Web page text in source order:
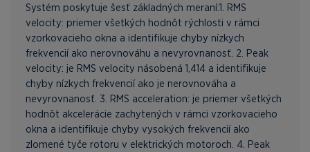
Systém poskytuje šesť základných meraní:1. RMS
velocity: priemer všetkých hodnôt rýchlosti v rámci
vzorkovacieho okna a identifikuje chyby nízkych
frekvencií ako nerovnováhu a nevyrovnanosť. 2. Peak
velocity: je RMS velocity násobená 1,414 a identifikuje
chyby nízkych frekvencií ako je nerovnováha a
nevyrovnanosť. 3. RMS acceleration: je priemer všetkých
hodnôt akcelerácie zachytených v rámci vzorkovacieho
okna a identifikuje chyby vysokých frekvencií ako
zlomené tyče rotoru v elektrických motoroch. 4. Peak